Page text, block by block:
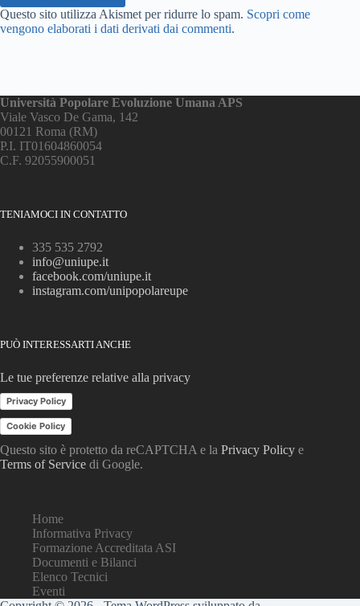
Questo sito utilizza Akismet per ridurre lo spam. Scopri come
vengono elaborati i dati derivati dai commenti.
Università Popolare Evoluzione Umana APS
Viale Vasco De Gama, 142
00121 Roma (RM)
P.I. IT01604860054
C.F. 92055900051
TENIAMOCI IN CONTATTO
335 535 2792
info@uniupe.it
facebook.com/uniupe.it
instagram.com/unipopolareupe
PUÒ INTERESSARTI ANCHE
Le tue preferenze relative alla privacy
Privacy Policy
Cookie Policy
Questo sito è protetto da reCAPTCHA e la Privacy Policy e
Terms of Service di Google.
Home
Informativa Privacy
Formazione Accreditata ASI
Documenti e Bilanci
Elenco Tecnici
Eventi